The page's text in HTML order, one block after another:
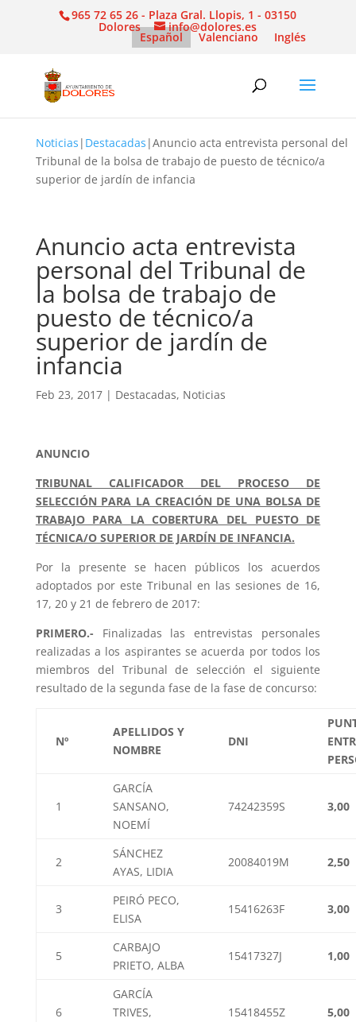
965 72 65 26 - Plaza Gral. Llopis, 1 - 03150
Dolores info@dolores.es
Español Valenciano Inglés
Noticias | Destacadas |Anuncio acta entrevista personal del
Tribunal de la bolsa de trabajo de puesto de técnico/a
superior de jardín de infancia
Anuncio acta entrevista
personal del Tribunal de
la bolsa de trabajo de
puesto de técnico/a
superior de jardín de
infancia
Feb 23, 2017| Destacadas, Noticias
ANUNCIO
TRIBUNAL CALIFICADOR DEL PROCESO DE
SELECCIÓN PARA LA CREACIÓN DE UNA BOLSA DE
TRABAJO PARA LA COBERTURA DEL PUESTO DE
TÉCNICA/O SUPERIOR DE JARDÍN DE INFANCIA.
Por la presente se hacen públicos los acuerdos
adoptados por este Tribunal en las sesiones de 16,
17, 20 y 21 de febrero de 2017:
PRIMERO.- Finalizadas las entrevistas personales
realizadas a los aspirantes se acuerda por todos los
miembros del Tribunal de selección el siguiente
resultado de la segunda fase de la fase de concurso:
Nº
APELLIDOS Y
NOMBRE
DNI
1
GARCÍA
SANSANO,
NOEMÍ
74242359S 3,00
2
SÁNCHEZ
AYAS, LIDIA
20084019M 2,50
3
PEIRÓ PECO,
ELISA
15416263F 3,00
5
CARBAJO
PRIETO, ALBA
15417327J 1,00
6
GARCÍA
TRIVES,
15418455Z 5,00